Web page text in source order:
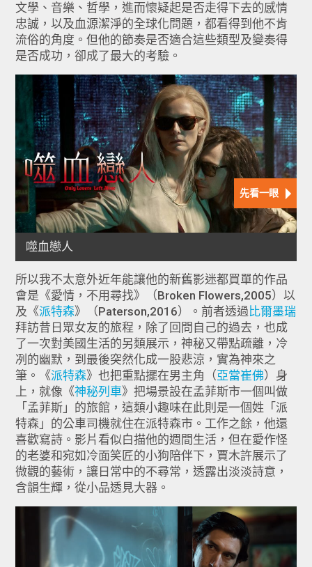
文學、音樂、哲學，進而懷疑起是否走得下去的感情
忠誠，以及血源潔淨的全球化問題，都看得到他不肯
流俗的角度。但他的節奏是否適合這些類型及變奏得
是否成功，卻成了最大的考驗。
所以我不太意外近年能讓他的新舊影迷都買單的作品
會是《愛情，不用尋找》（Broken Flowers,2005）以
及《派特森》（Paterson,2016）。前者透過比爾墨瑞
拜訪昔日眾女友的旅程，除了回問自己的過去，也成
了一次對美國生活的另類展示，神秘又帶點疏離，冷
冽的幽默，到最後突然化成一股悲涼，實為神來之
筆。《派特森》也把重點擺在男主角（亞當崔佛）身
上，就像《神秘列車》把場景設在孟菲斯市一個叫做
「孟菲斯」的旅館，這類小趣味在此則是一個姓「派
特森」的公車司機就住在派特森市。工作之餘，他還
喜歡寫詩。影片看似白描他的週間生活，但在愛作怪
的老婆和宛如冷面笑匠的小狗陪伴下，賈木許展示了
微觀的藝術，讓日常中的不尋常，透露出淡淡詩意，
含韻生輝，從小品透見大器。